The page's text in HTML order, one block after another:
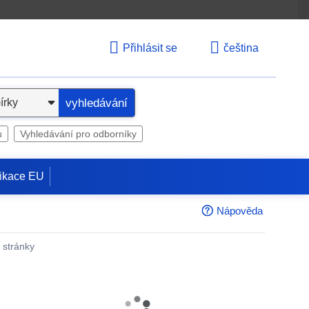
Přihlásit se čeština
vyhledávání
Vyhledávání pro odborníky
EU
Nápověda
stránky